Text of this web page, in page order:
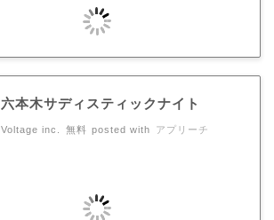
六本木サディスティックナイト
Voltage inc. 無料 posted with アプリーチ